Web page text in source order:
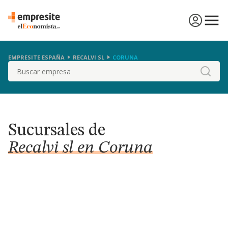
EMPRESITE ESPAÑA RECALVI SL CORUNA
Buscar
Sucursales de
Recalvi sl en Coruna